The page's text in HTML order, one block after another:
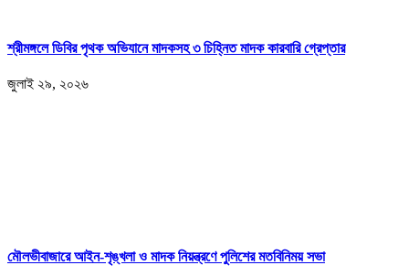
শ্রীমঙ্গলে ডিবির পৃথক অভিযানে মাদকসহ ৩ চিহ্নিত মাদক কারবারি গ্রেপ্তার
জুলাই ২৯, ২০২৬
মৌলভীবাজারে আইন-শৃঙ্খলা ও মাদক নিয়ন্ত্রণে পুলিশের মতবিনিময় সভা